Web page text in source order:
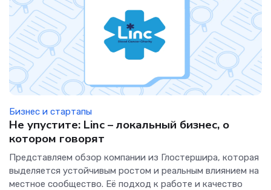
Бизнес и стартапы
Не упустите: Linc – локальный бизнес, о
котором говорят
Представляем обзор компании из Глостершира, которая
выделяется устойчивым ростом и реальным влиянием на
местное сообщество. Её подход к работе и качество